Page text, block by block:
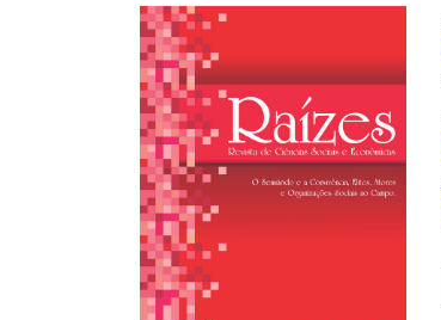
Barra
lateral
de
artigos